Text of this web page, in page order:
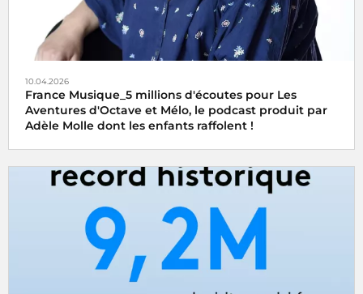
10.04.2026
France Musique_5 millions d'écoutes pour Les
Aventures d'Octave et Mélo, le podcast produit par
Adèle Molle dont les enfants raffolent !